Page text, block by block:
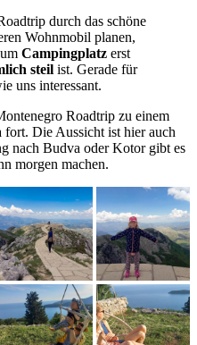
durch das schöne
Wohnmobil planen,
Campingplatz erst
steil ist. Gerade für
uns interessant.
Roadtrip zu einem
Die Aussicht ist hier auch
nach Budva oder Kotor gibt es
morgen machen.